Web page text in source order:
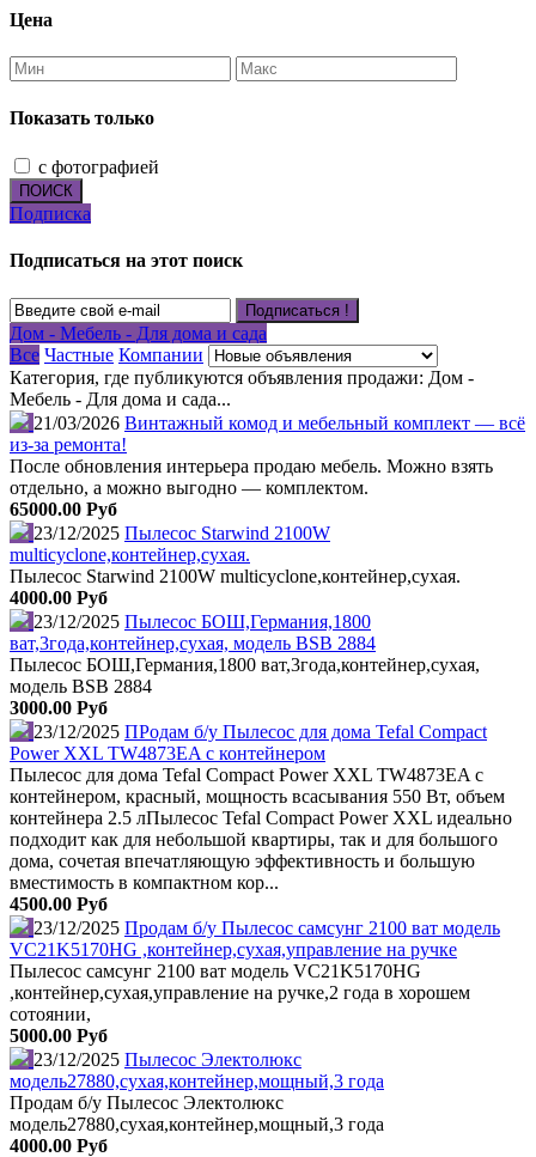
Цена
Показать только
с фотографией
ПОИСК
Подписка
Подписаться на этот поиск
Подписаться !
Дом - Мебель - Для дома и сада
Все Частные Компании
Категория, где публикуются объявления продажи: Дом -
Мебель - Для дома и сада...
21/03/2026 Винтажный комод и мебельный комплект — всё
из-за ремонта!
После обновления интерьера продаю мебель. Можно взять
отдельно, а можно выгодно — комплектом.
65000.00 Руб
23/12/2025 Пылесос Starwind 2100W
multicyclone,контейнер,сухая.
Пылесос Starwind 2100W multicyclone,контейнер,сухая.
4000.00 Руб
23/12/2025 Пылесос БОШ,Германия,1800
ват,3года,контейнер,сухая, модель BSB 2884
Пылесос БОШ,Германия,1800 ват,3года,контейнер,сухая,
модель BSB 2884
3000.00 Руб
23/12/2025 ПРодам б/у Пылесос для дома Tefal Compact
Power XXL TW4873EA с контейнером
Пылесос для дома Tefal Compact Power XXL TW4873EA с
контейнером, красный, мощность всасывания 550 Вт, объем
контейнера 2.5 лПылесос Tefal Compact Power XXL идеально
подходит как для небольшой квартиры, так и для большого
дома, сочетая впечатляющую эффективность и большую
вместимость в компактном кор...
4500.00 Руб
23/12/2025 Продам б/у Пылесос самсунг 2100 ват модель
VC21K5170HG ,контейнер,сухая,управление на ручке
Пылесос самсунг 2100 ват модель VC21K5170HG
,контейнер,сухая,управление на ручке,2 года в хорошем
сотоянии,
5000.00 Руб
23/12/2025 Пылесос Электолюкс
модель27880,сухая,контейнер,мощный,3 года
Продам б/у Пылесос Электолюкс
модель27880,сухая,контейнер,мощный,3 года
4000.00 Руб